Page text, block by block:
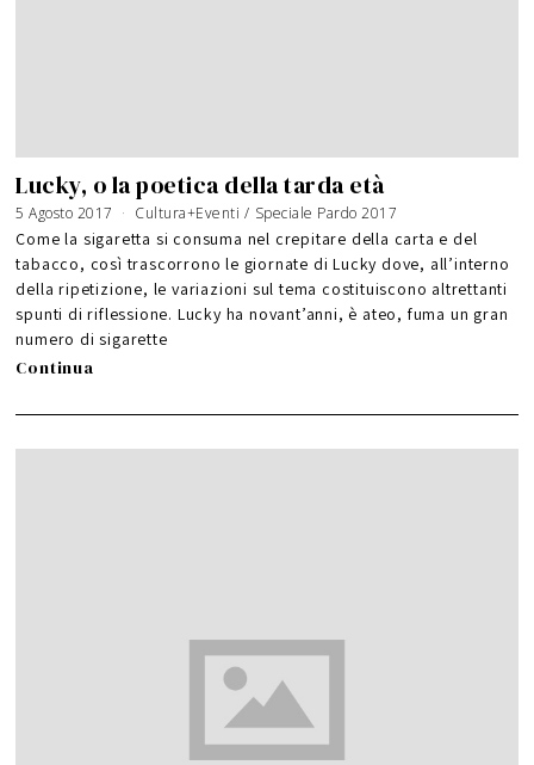
Lucky, o la poetica della tarda età
5 Agosto 2017
g
o
s
t
2
0
1
7
Cultura+Eventi / Speciale Pardo 2017
Come la sigaretta si consuma nel crepitare della carta e del
tabacco, così trascorrono le giornate di Lucky dove, all’interno
della ripetizione, le variazioni sul tema costituiscono altrettanti
spunti di riflessione. Lucky ha novant’anni, è ateo, fuma un gran
numero di sigarette
Continua